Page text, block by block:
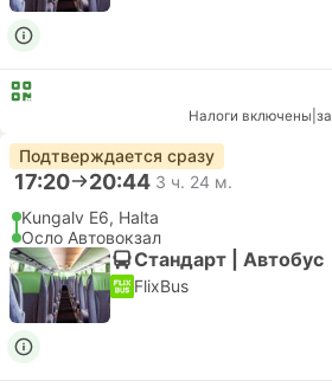
Налоги включены
Подтверждается сразу
17:20 20:44 3 ч. 24 м.
Kungalv E6, Halta
Осло Автовокзал
Стандарт | Автобус
FlixBus